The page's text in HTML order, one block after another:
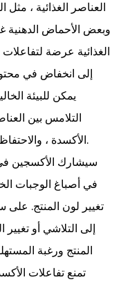
العناصر الغذائية ، مثل
الغذائية عرضة
إلى انخفاض في
يمكن للبيئة
التلامس بين
الأكسدة ، والاحتفاظ بالمواد المغذية في المنتج إلى أقصى حد.
سيشارك الأكسجين في
في أصباغ الوجبات
تغيير لون المنتج. على
إلى التلاشي أو
المنتج ورغبة
تمنع تفاعلات